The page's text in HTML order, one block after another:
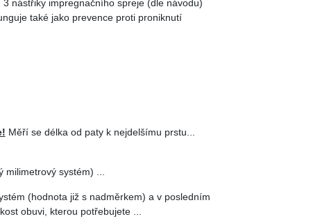
nástřiky impregnačního spreje (dle návodu)
také jako prevence proti proniknutí
Měří se délka od paty k nejdelšímu prstu...
systém) ...
(hodnota již s nadměrkem) a v posledním
obuvi, kterou potřebujete ...